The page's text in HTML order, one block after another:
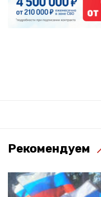
Рекомендуем